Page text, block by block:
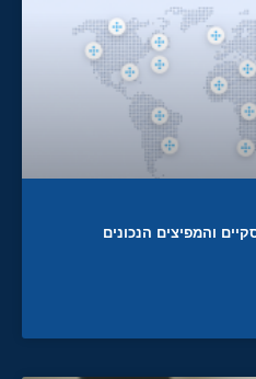
והמפיצים הנכונים